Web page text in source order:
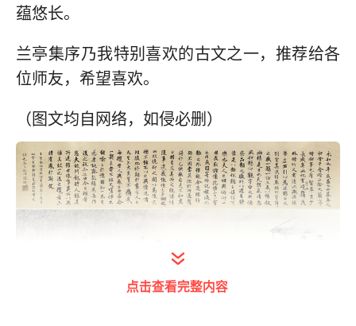
蕴悠长。
兰亭集序乃我特别喜欢的古文之一，推荐给各
位师友，希望喜欢。
（图文均自网络，如侵必删）
点击查看完整内容